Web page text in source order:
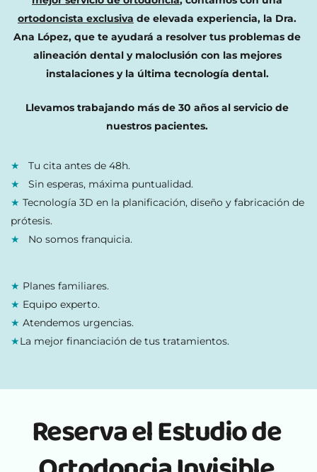
ortodoncista exclusiva de elevada experiencia, la Dra.
Ana López, que te ayudará a resolver tus problemas de
alineación dental y maloclusión con las mejores
instalaciones y la última tecnología dental.
Llevamos trabajando más de 30 años al servicio de
nuestros pacientes.
★
Tu cita antes de 48h.
★
Sin esperas, máxima puntualidad.
★ Tecnología 3D en la planificación, diseño y fabricación de
prótesis.
★
No somos franquicia.
★ Planes familiares.
★ Equipo experto.
★ Atendemos urgencias.
★La mejor financiación de tus tratamientos.
Reserva el Estudio de